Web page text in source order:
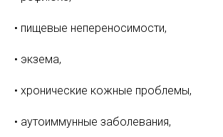
• пищевые непереносимости,
• экзема,
• хронические кожные проблемы,
• аутоиммунные заболевания,